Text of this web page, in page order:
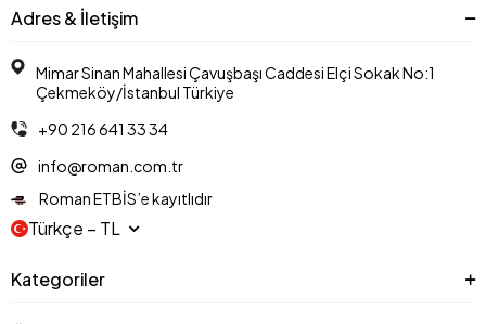
Adres & İletişim
Mimar Sinan Mahallesi Çavuşbaşı Caddesi Elçi Sokak No:1
Çekmeköy/İstanbul Türkiye
+90 216 641 33 34
info@roman.com.tr
Roman ETBİS’e kayıtlıdır
Türkçe − TL
Kategoriler